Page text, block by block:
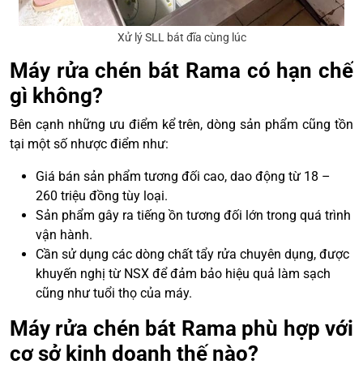
Xử lý SLL bát đĩa cùng lúc
Máy rửa chén bát Rama có hạn chế
gì không?
Bên cạnh những ưu điểm kể trên, dòng sản phẩm cũng tồn
tại một số nhược điểm như:
Giá bán sản phẩm tương đối cao, dao động từ 18 –
260 triệu đồng tùy loại.
Sản phẩm gây ra tiếng ồn tương đối lớn trong quá trình
vận hành.
Cần sử dụng các dòng chất tẩy rửa chuyên dụng, được
khuyến nghị từ NSX để đảm bảo hiệu quả làm sạch
cũng như tuổi thọ của máy.
Máy rửa chén bát Rama phù hợp với
cơ sở kinh doanh thế nào?